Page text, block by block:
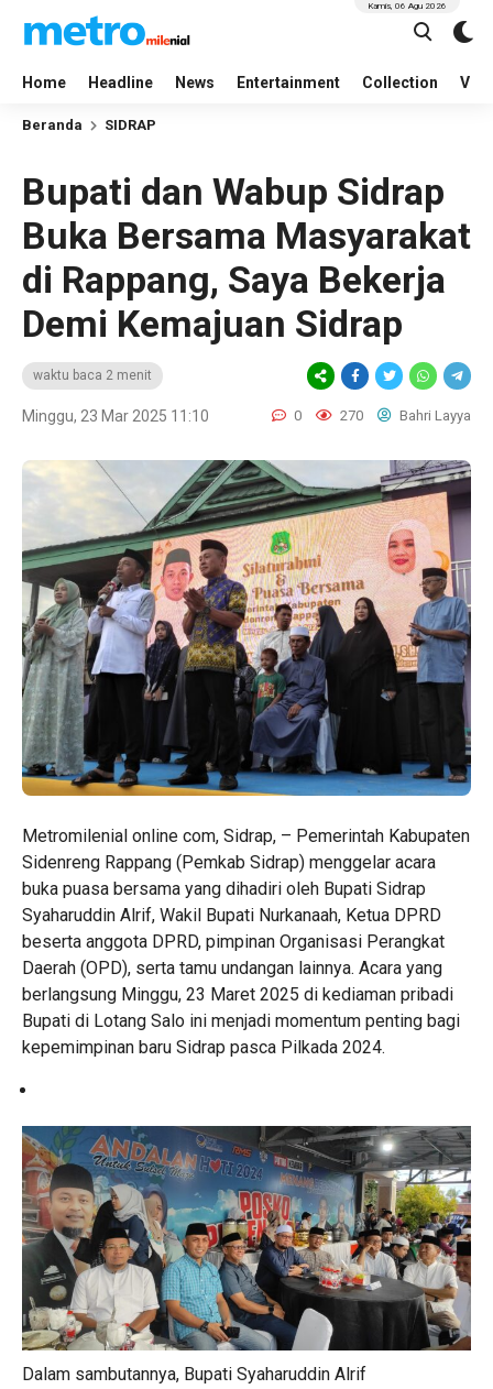
Home Headline News Entertainment Collection
Kamis, 06 Agu 2026
Beranda SIDRAP
Bupati dan Wabup Sidrap
Buka Bersama Masyarakat
di Rappang, Saya Bekerja
Demi Kemajuan Sidrap
waktu baca 2 menit
Minggu, 23 Mar 2025 11:10 0 270 Bahri Layya
Metromilenial online com, Sidrap, – Pemerintah Kabupaten
Sidenreng Rappang (Pemkab Sidrap) menggelar acara
buka puasa bersama yang dihadiri oleh Bupati Sidrap
Syaharuddin Alrif, Wakil Bupati Nurkanaah, Ketua DPRD
beserta anggota DPRD, pimpinan Organisasi Perangkat
Daerah (OPD), serta tamu undangan lainnya. Acara yang
berlangsung Minggu, 23 Maret 2025 di kediaman pribadi
Bupati di Lotang Salo ini menjadi momentum penting bagi
kepemimpinan baru Sidrap pasca Pilkada 2024.
Dalam sambutannya, Bupati Syaharuddin Alrif